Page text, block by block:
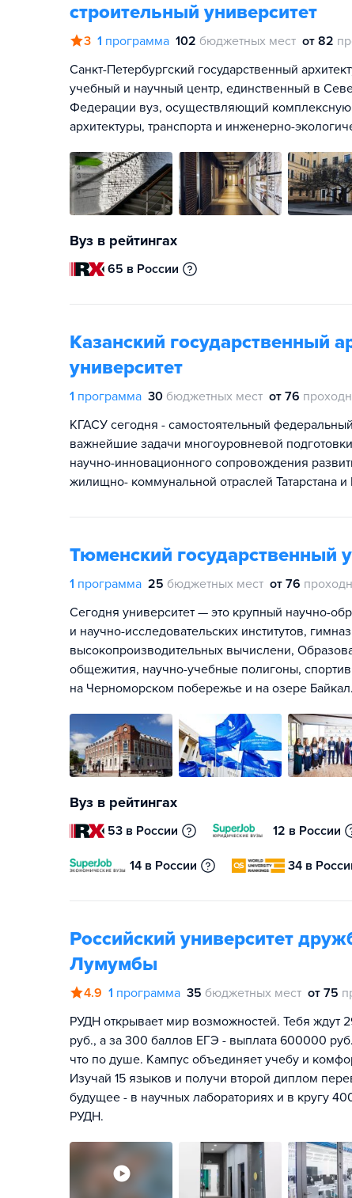
строительный университет
3 1 программа 102 бюджетных мест от 82
Санкт-Петербургский государственный
учебный и научный центр, единственный в
Федерации вуз, осуществляющий комплексную
архитектуры, транспорта и инженерно-
Вуз в рейтингах
65 в России
Казанский государственный
университет
1 программа 30 бюджетных мест от 76
КГАСУ сегодня - самостоятельный
важнейшие задачи многоуровневой
научно-инновационного сопровождения
жилищно- коммунальной отраслей Татарстана
Тюменский государственный
1 программа 25 бюджетных мест от 76
Сегодня университет — это крупный научно-
и научно-исследовательских институтов,
высокопроизводительных вычислени,
общежития, научно-учебные полигоны,
на Черноморском побережье и на озере Байкал.
Вуз в рейтингах
53 в России 12 в России
14 в России 34 в
Российский университет
Лумумбы
4.9 1 программа 35 бюджетных мест от 75
РУДН открывает мир возможностей. Тебя ждут
руб., а за 300 баллов ЕГЭ - выплата 600000
что по душе. Кампус объединяет учебу и
Изучай 15 языков и получи второй диплом
будущее - в научных лабораториях и в кругу
РУДН.